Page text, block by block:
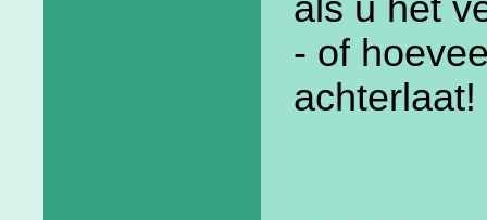
als u het
- of
achterlaat!